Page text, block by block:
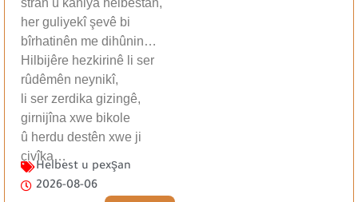
stran û kaniya helbestan,
her guliyekî şevê bi
bîrhatinên me dihûnin…
Hilbijêre hezkirinê li ser
rûdêmên neynikî,
li ser zerdika gizingê,
girnijîna xwe bikole
û herdu destên xwe ji
çivîka…
Helbest u pexşan
2026-08-06